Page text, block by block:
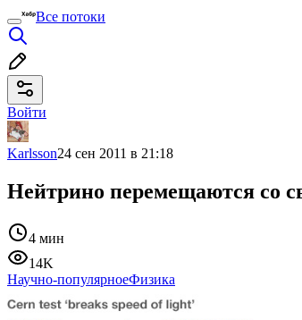
Все потоки
Войти
Karlsson24 сен 2011 в 21:18
Нейтрино перемещаются со
4 мин
14K
Научно-популярноеФизика